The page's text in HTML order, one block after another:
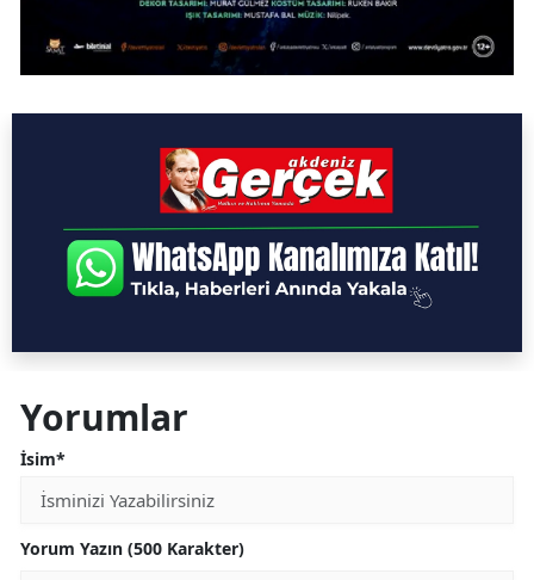
Yorumlar
İsim*
Yorum Yazın (500 Karakter)